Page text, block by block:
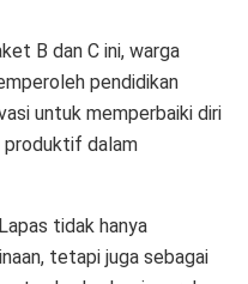
B dan C ini, warga
pendidikan
untuk memperbaiki diri
produktif dalam
tidak hanya
tetapi juga sebagai